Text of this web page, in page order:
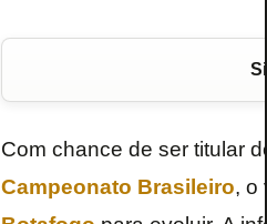
Com chance de ser titular
Campeonato Brasileiro, o